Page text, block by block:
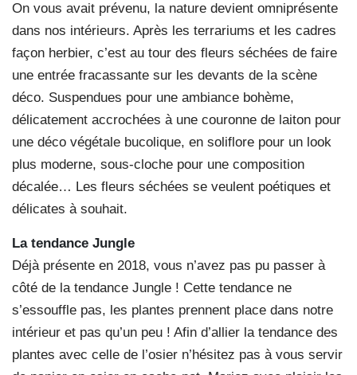
On vous avait prévenu, la nature devient omniprésente
dans nos intérieurs. Après les terrariums et les cadres
façon herbier, c’est au tour des fleurs séchées de faire
une entrée fracassante sur les devants de la scène
déco. Suspendues pour une ambiance bohème,
délicatement accrochées à une couronne de laiton pour
une déco végétale bucolique, en soliflore pour un look
plus moderne, sous-cloche pour une composition
décalée… Les fleurs séchées se veulent poétiques et
délicates à souhait.
La tendance Jungle
Déjà présente en 2018, vous n’avez pas pu passer à
côté de la tendance Jungle ! Cette tendance ne
s’essouffle pas, les plantes prennent place dans notre
intérieur et pas qu’un peu ! Afin d’allier la tendance des
plantes avec celle de l’osier n’hésitez pas à vous servir